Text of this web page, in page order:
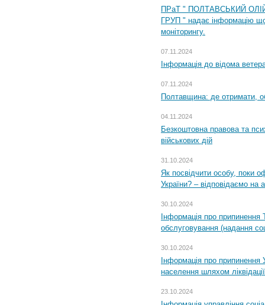
ПРаТ " ПОЛТАВСЬКИЙ
ГРУП " надає інформацію
моніторингу.
07.11.2024
Інформація до відома
07.11.2024
Полтавщина: де отримати,
04.11.2024
Безкоштовна правова та
військових дій
31.10.2024
Як посвідчити особу, поки
України? – відповідаємо на
30.10.2024
Інформація про припинення
обслуговування (надання
30.10.2024
Інформація про припинення
населення шляхом ліквідації
23.10.2024